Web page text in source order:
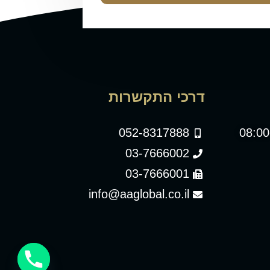
דרכי התקשרות
052-8317888
03-7666002
03-7666001
info@aaglobal.co.il